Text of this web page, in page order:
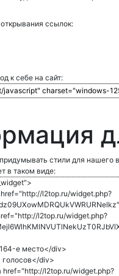
ссылок:
к себе на сайт:
стили для нашего
в таком виде:
l2top.ru/widget.php?
l2top.ru/widget.php?
е место</div>
div>
l2top.ru/widget.php?